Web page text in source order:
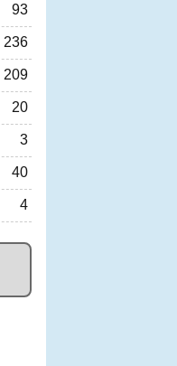
93
236
209
20
3
40
4